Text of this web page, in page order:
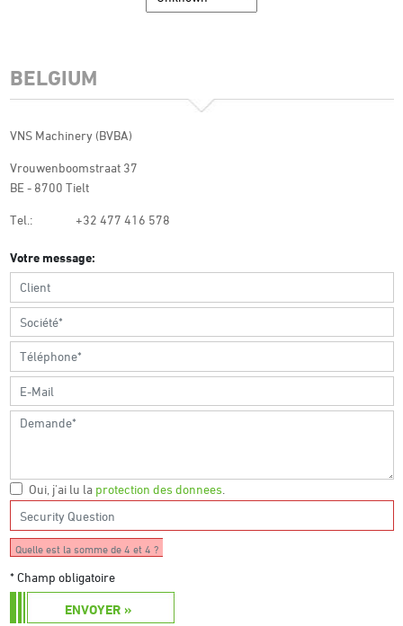
BELGIUM
VNS Machinery (BVBA)
Vrouwenboomstraat 37
BE - 8700 Tielt
Tel.: +32 477 416 578
Votre message:
Oui, j'ai lu la protection des donnees
Quelle est la somme de 4 et 4 ?
* Champ obligatoire
ENVOYER »